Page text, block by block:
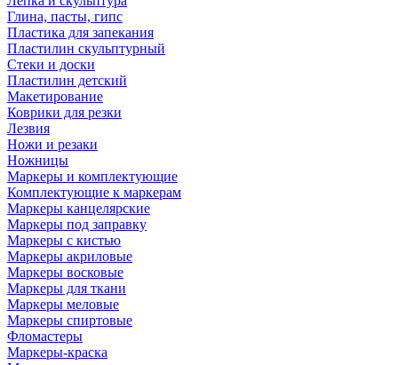
Глина, пасты, гипс
Пластика для запекания
Пластилин скульптурный
Стеки и доски
Пластилин детский
Макетирование
Коврики для резки
Лезвия
Ножи и резаки
Ножницы
Маркеры и комплектующие
Комплектующие к маркерам
Маркеры канцелярские
Маркеры под заправку
Маркеры с кистью
Маркеры акриловые
Маркеры восковые
Маркеры для ткани
Маркеры меловые
Маркеры спиртовые
Фломастеры
Маркеры-краска